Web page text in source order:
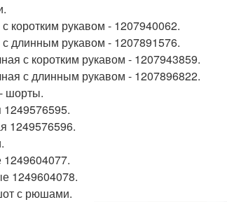
коротким рукавом - 1207940062.
длинным рукавом - 1207891576.
с коротким рукавом - 1207943859.
с длинным рукавом - 1207896822.
шорты.
1249576596.
1249604078.
с рюшами.